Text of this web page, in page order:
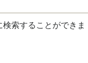
索することができま